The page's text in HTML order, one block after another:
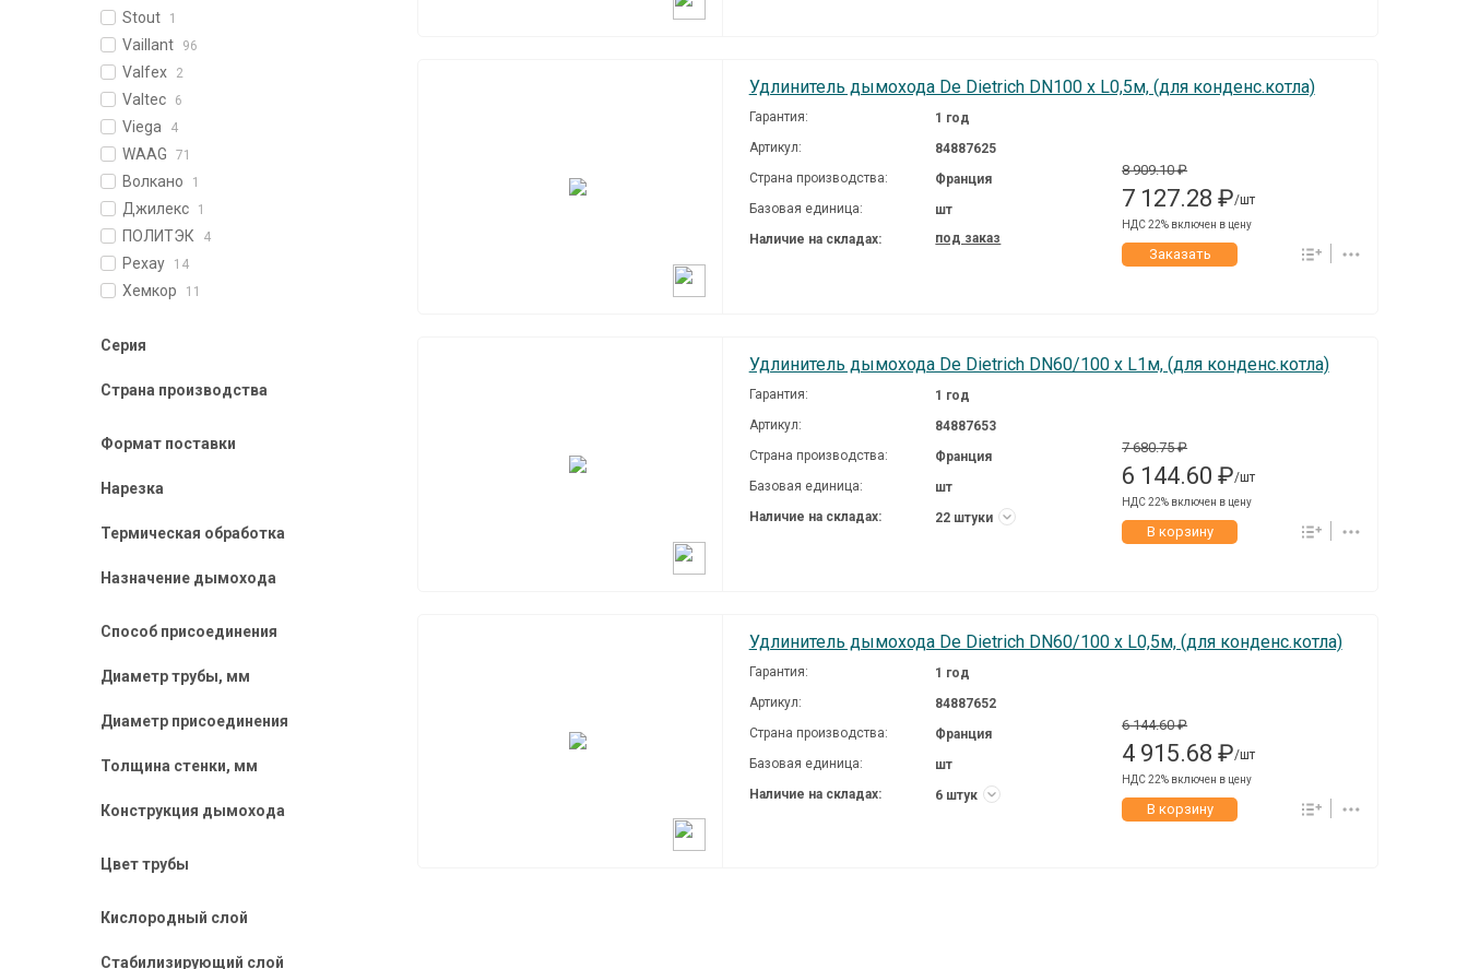
Stout 1
Vaillant 96
Valfex 2
Valtec 6
Viega 4
WAAG 71
Волкано 1
Джилекс 1
ПОЛИТЭК 4
Рехау 14
Хемкор 11
Серия
Страна производства
Формат поставки
Нарезка
Термическая обработка
Назначение дымохода
Способ присоединения
Диаметр трубы, мм
Диаметр присоединения
Толщина стенки, мм
Конструкция дымохода
Цвет трубы
Кислородный слой
Стабилизирующий слой
Удлинитель дымохода De Dietrich DN100 x L0,5м, (для конденс.котла)
Гарантия:
1 год
Артикул:
84887625
Страна производства:
Франция
Базовая единица:
шт
Наличие на складах:
под заказ
8 909.10 ₽
7 127.28 ₽/шт
НДС 22% включен в цену
Заказать
Удлинитель дымохода De Dietrich DN60/100 x L1м, (для конденс.котла)
Гарантия:
1 год
Артикул:
84887653
Страна производства:
Франция
Базовая единица:
шт
Наличие на складах:
22 штуки
7 680.75 ₽
6 144.60 ₽/шт
НДС 22% включен в цену
В корзину
Удлинитель дымохода De Dietrich DN60/100 x L0,5м, (для конденс.котла)
Гарантия:
1 год
Артикул:
84887652
Страна производства:
Франция
Базовая единица:
шт
Наличие на складах:
6 штук
6 144.60 ₽
4 915.68 ₽/шт
НДС 22% включен в цену
В корзину